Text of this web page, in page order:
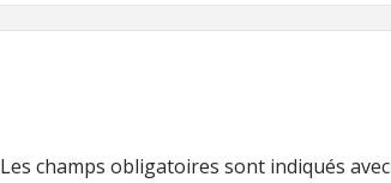
Les champs obligatoires sont indiqués avec